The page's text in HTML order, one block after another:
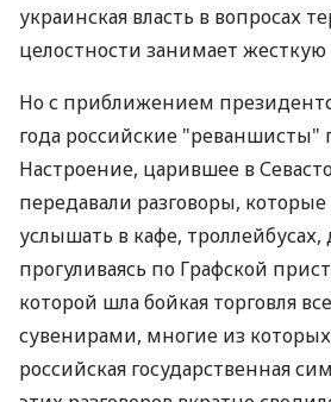
украинская власть в вопросах
целостности занимает
Но с приближением
года российские "реваншисты"
Настроение, царившее в
передавали разговоры,
услышать в кафе, троллейбусах,
прогуливаясь по Графской
которой шла бойкая торговля
сувенирами, многие из
российская государственная